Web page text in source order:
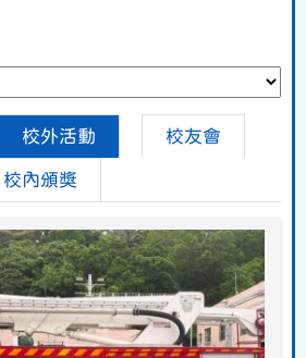
校外活動 校友會
校內頒獎